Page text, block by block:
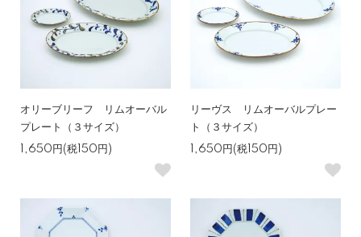
オリーブリーフ リムオーバル
プレート（３サイズ）
1,650円(税150円)
リーヴス リムオーバルプレー
ト（３サイズ）
1,650円(税150円)